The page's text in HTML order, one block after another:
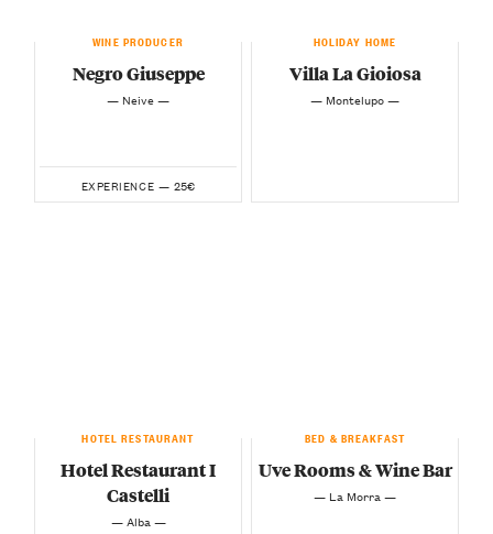
WINE PRODUCER
Negro Giuseppe
— Neive —
EXPERIENCE — 25€
HOLIDAY HOME
Villa La Gioiosa
— Montelupo —
HOTEL RESTAURANT
Hotel Restaurant I
Castelli
— Alba —
BED & BREAKFAST
Uve Rooms & Wine Bar
— La Morra —